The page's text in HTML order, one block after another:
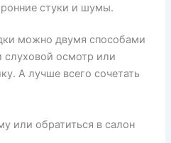
стуки и шумы.
можно двумя способами
осмотр или
А лучше всего сочетать
или обратиться в салон